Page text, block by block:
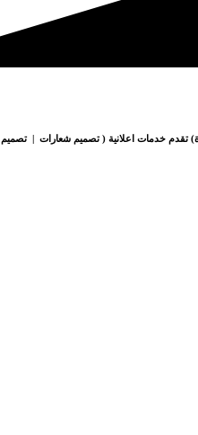
تقدم خدمات اعلانية ( تصميم شعارات | تصميم